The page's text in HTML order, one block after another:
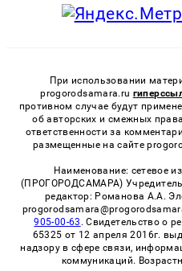
При использовании
progorodsamara.ru
противном случае будут
об авторских и смежных
ответственности за
размещенные на сайте
Наименование: сетевое
(ПРОГОРОДСАМАРА)
редактор: Романова А.А.
905-00-63 . Свидетельство о
65325 от 12 апреля 2016г.
надзору в сфере связи,
коммуникаций.